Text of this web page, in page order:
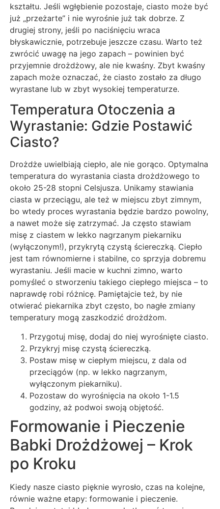
kształtu. Jeśli wgłębienie pozostaje, ciasto może być
już „przeżarte” i nie wyrośnie już tak dobrze. Z
drugiej strony, jeśli po naciśnięciu wraca
błyskawicznie, potrzebuje jeszcze czasu. Warto też
zwrócić uwagę na jego zapach – powinien być
przyjemnie drożdżowy, ale nie kwaśny. Zbyt kwaśny
zapach może oznaczać, że ciasto zostało za długo
wyrastane lub w zbyt wysokiej temperaturze.
Temperatura Otoczenia a
Wyrastanie: Gdzie Postawić
Ciasto?
Drożdże uwielbiają ciepło, ale nie gorąco. Optymalna
temperatura do wyrastania ciasta drożdżowego to
około 25-28 stopni Celsjusza. Unikamy stawiania
ciasta w przeciągu, ale też w miejscu zbyt zimnym,
bo wtedy proces wyrastania będzie bardzo powolny,
a nawet może się zatrzymać. Ja często stawiam
misę z ciastem w lekko nagrzanym piekarniku
(wyłączonym!), przykrytą czystą ściereczką. Ciepło
jest tam równomierne i stabilne, co sprzyja dobremu
wyrastaniu. Jeśli macie w kuchni zimno, warto
pomyśleć o stworzeniu takiego ciepłego miejsca – to
naprawdę robi różnicę. Pamiętajcie też, by nie
otwierać piekarnika zbyt często, bo nagłe zmiany
temperatury mogą zaszkodzić drożdżom.
Przygotuj misę, dodaj do niej wyrośnięte ciasto.
Przykryj misę czystą ściereczką.
Postaw misę w ciepłym miejscu, z dala od
przeciągów (np. w lekko nagrzanym,
wyłączonym piekarniku).
Pozostaw do wyrośnięcia na około 1-1.5
godziny, aż podwoi swoją objętość.
Formowanie i Pieczenie
Babki Drożdżowej – Krok
po Kroku
Kiedy nasze ciasto pięknie wyrosło, czas na kolejne,
równie ważne etapy: formowanie i pieczenie.